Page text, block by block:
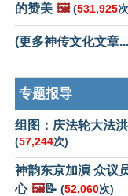
的赞美 🖼️ (531,925
(更多神传文化文章
专题报导
组图：庆法轮大法
(57,244次)
神韵东京加演 众议
心 🖼️📝 (52,060次)